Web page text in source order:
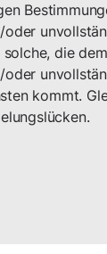
die
kommt.